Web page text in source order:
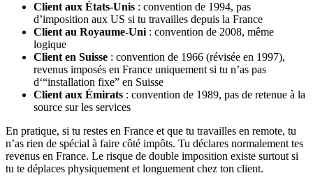
Client aux États-Unis : convention de 1994, pas
d’imposition aux US si tu travailles depuis la France
Client au Royaume-Uni : convention de 2008, même
logique
Client en Suisse : convention de 1966 (révisée en 1997),
revenus imposés en France uniquement si tu n’as pas
d‘“installation fixe” en Suisse
Client aux Émirats : convention de 1989, pas de retenue à la
source sur les services
En pratique, si tu restes en France et que tu travailles en remote, tu
n’as rien de spécial à faire côté impôts. Tu déclares normalement tes
revenus en France. Le risque de double imposition existe surtout si
tu te déplaces physiquement et longuement chez ton client.